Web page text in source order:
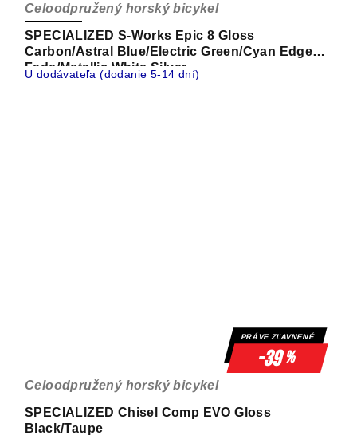
SPECIALIZED S-Works Epic 8 Gloss
Carbon/Astral Blue/Electric Green/Cyan Edge
Fade/Metallic White Silver
Celoodpružený horský bicykel
U dodávateľa (dodanie 5-14 dní)
PRÁVE ZĽAVNENÉ
-39%
SPECIALIZED Chisel Comp EVO Gloss
Black/Taupe
Celoodpružený horský bicykel